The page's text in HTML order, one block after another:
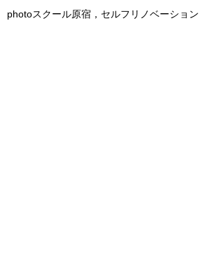
photoスクール原宿，セルフリノベーション